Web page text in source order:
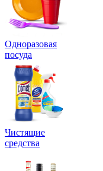
Одноразовая
посуда
Чистящие
средства